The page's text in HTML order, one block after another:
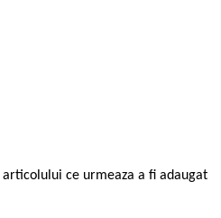
ce urmeaza a fi adaugat